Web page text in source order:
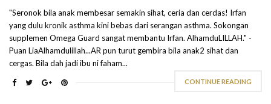
"Seronok bila anak membesar semakin sihat, ceria dan cerdas! Irfan
yang dulu kronik asthma kini bebas dari serangan asthma. Sokongan
supplemen Omega Guard sangat membantu Irfan. AlhamduLILLAH." -
Puan LiaAlhamdulillah...AR pun turut gembira bila anak2 sihat dan
cergas. Bila dah jadi ibu ni faham...
CONTINUE READING